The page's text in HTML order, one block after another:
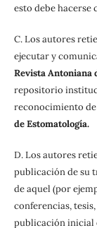
esto debe hacerse
C. Los autores
ejecutar y
Revista Antoniana
repositorio
reconocimiento
de Estomatología.
D. Los autores
publicación de su
de aquel (por
conferencias,
publicación inicial